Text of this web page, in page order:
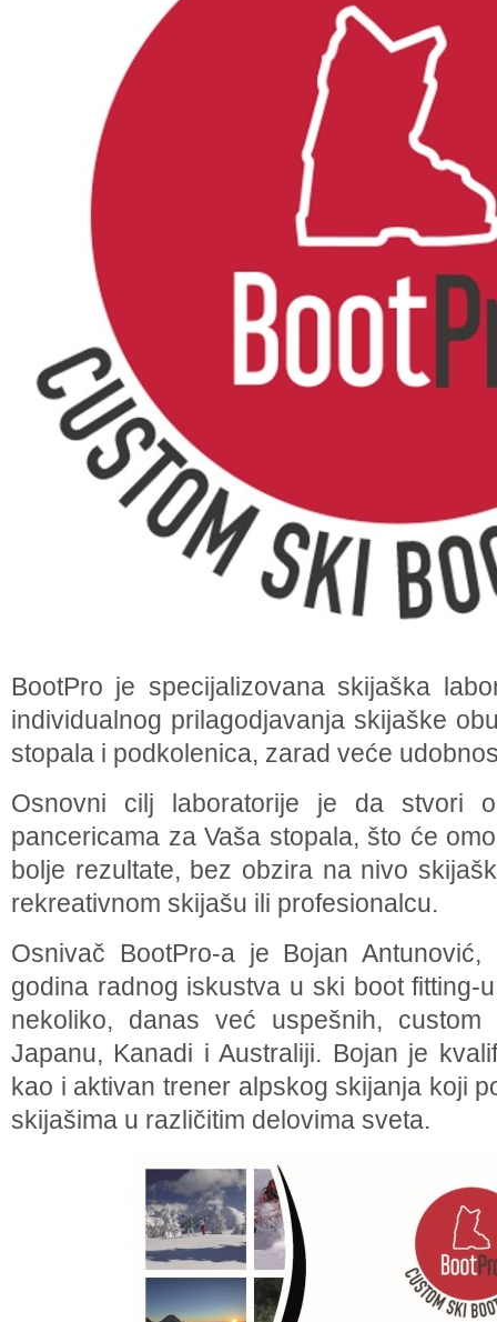
BootPro je specijalizovana skijaška
individualnog prilagodjavanja skijaške
stopala i podkolenica, zarad veće
Osnovni cilj laboratorije je da stvori
pancericama za Vaša stopala, što će
bolje rezultate, bez obzira na nivo
rekreativnom skijašu ili profesionalcu.
Osnivač BootPro-a je Bojan
godina radnog iskustva u ski boot fitting-
nekoliko, danas već uspešnih,
Japanu, Kanadi i Australiji. Bojan je
kao i aktivan trener alpskog skijanja koji
skijašima u različitim delovima sveta.